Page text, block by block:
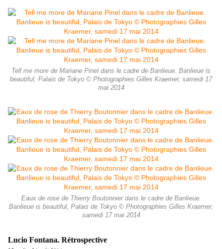
Tell me more de Mariane Pinel dans le cadre de Banlieue. Banlieue is
beautiful, Palais de Tokyo © Photographies Gilles Kraemer, samedi 17
mai 2014
Eaux de rose de Thierry Boutonnier dans le cadre de Banlieue.
Banlieue is beautiful, Palais de Tokyo © Photographies Gilles Kraemer,
samedi 17 mai 2014
Lucio Fontana. Rétrospective